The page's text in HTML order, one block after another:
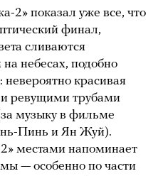
2» показал уже все, что
финал,
сливаются
небесах, подобно
невероятно красивая
ревущими трубами
музыку в фильме
Пинь и Ян Жуй).
местами напоминает
— особенно по части